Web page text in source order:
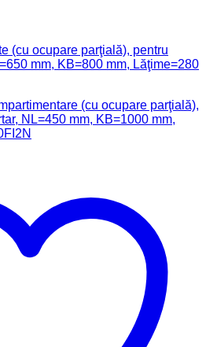
(cu ocupare parţială), pentru
mm, KB=800 mm, Lăţime=280